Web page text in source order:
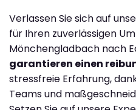
Verlassen Sie sich auf
für Ihren zuverlässigen
Mönchengladbach nach
garantieren einen
stressfreie Erfahrung,
Teams und